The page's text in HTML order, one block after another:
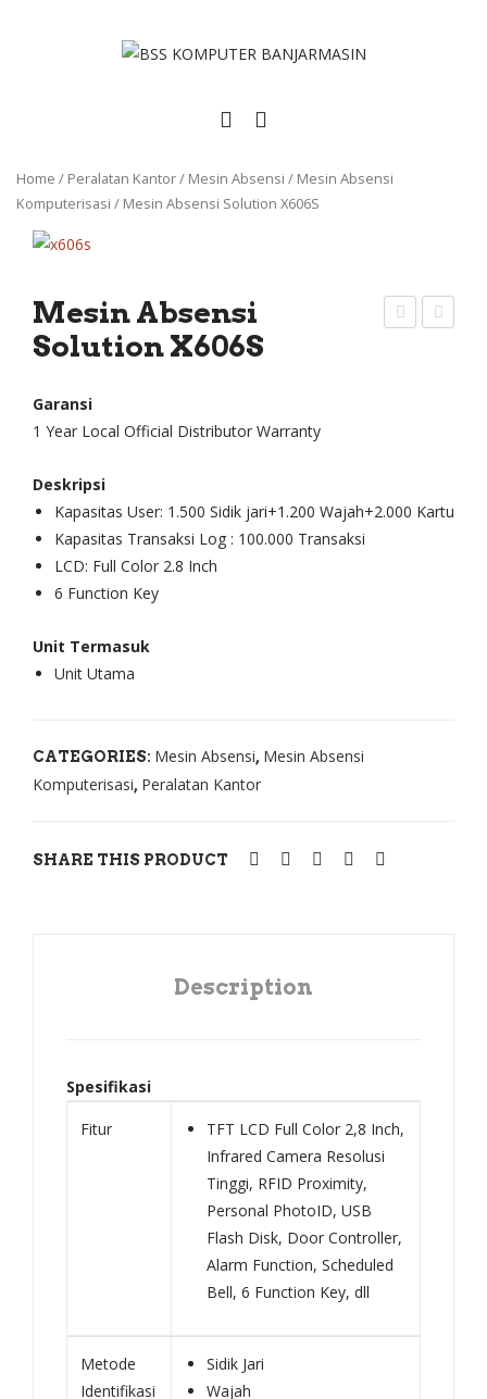
Home / Peralatan Kantor/ Mesin Absensi / Mesin Absensi
Komputerisasi / Mesin Absensi Solution X606S
9
1
Mesin Absensi
Solution X606S
Garansi
1 Year Local Official Distributor Warranty
Deskripsi
Kapasitas User: 1.500 Sidik jari+1.200 Wajah+2.000 Kartu
Kapasitas Transaksi Log : 100.000 Transaksi
LCD: Full Color 2.8 Inch
6 Function Key
Unit Termasuk
Unit Utama
CATEGORIES: Mesin Absensi, Mesin Absensi
Komputerisasi, Peralatan Kantor
SHARE THIS PRODUCT
Description
Spesifikasi
Fitur
TFT LCD Full Color 2,8 Inch,
Infrared Camera Resolusi
Tinggi, RFID Proximity,
Personal PhotoID, USB
Flash Disk, Door Controller,
Alarm Function, Scheduled
Bell, 6 Function Key, dll
Metode
Identifikasi
Sidik Jari
Wajah